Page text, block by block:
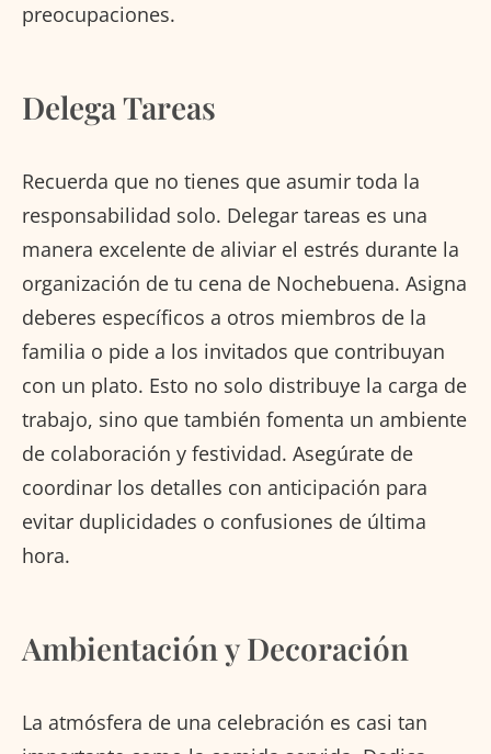
preocupaciones.
Delega Tareas
Recuerda que no tienes que asumir toda la
responsabilidad solo. Delegar tareas es una
manera excelente de aliviar el estrés durante la
organización de tu cena de Nochebuena. Asigna
deberes específicos a otros miembros de la
familia o pide a los invitados que contribuyan
con un plato. Esto no solo distribuye la carga de
trabajo, sino que también fomenta un ambiente
de colaboración y festividad. Asegúrate de
coordinar los detalles con anticipación para
evitar duplicidades o confusiones de última
hora.
Ambientación y Decoración
La atmósfera de una celebración es casi tan